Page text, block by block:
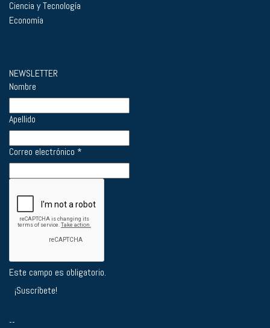
Ciencia y Tecnología
Economía
NEWSLETTER
Nombre
Apellido
Correo electrónico *
Este campo es obligatorio.
--